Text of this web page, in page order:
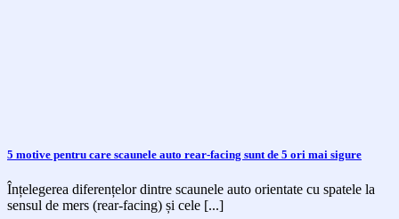
5 motive pentru care scaunele auto rear-facing sunt de 5 ori mai sigure
Înțelegerea diferențelor dintre scaunele auto orientate cu spatele la
sensul de mers (rear-facing) și cele [...]